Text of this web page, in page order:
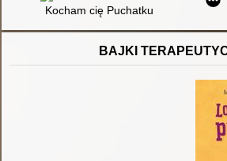
Kocham cię Puchatku
BAJKI